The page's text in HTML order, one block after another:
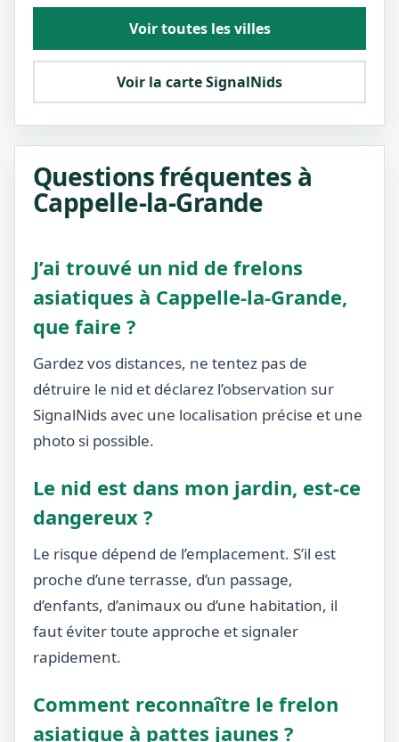
Voir toutes les villes
Voir la carte SignalNids
Questions fréquentes à
Cappelle-la-Grande
J’ai trouvé un nid de frelons
asiatiques à Cappelle-la-Grande,
que faire ?
Gardez vos distances, ne tentez pas de
détruire le nid et déclarez l’observation sur
SignalNids avec une localisation précise et une
photo si possible.
Le nid est dans mon jardin, est-ce
dangereux ?
Le risque dépend de l’emplacement. S’il est
proche d’une terrasse, d’un passage,
d’enfants, d’animaux ou d’une habitation, il
faut éviter toute approche et signaler
rapidement.
Comment reconnaître le frelon
asiatique à pattes jaunes ?